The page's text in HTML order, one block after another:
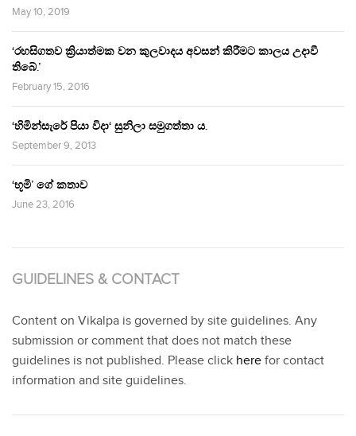
May 10, 2019
‘රහසිගතව ක්‍රියාත්මක වන කුලවාදය අවසන් කිරීමට කාලය උදාවී
තිබේ.’
February 15, 2016
‘හිමින්සැරේ පියා විදා‘ සුනිලා සමුගත්තා ය.
September 9, 2013
‘භූමි’ ගේ කතාව
June 23, 2016
GUIDELINES & CONTACT
Content on Vikalpa is governed by site guidelines. Any
submission or comment that does not match these
guidelines is not published. Please click here for contact
information and site guidelines.